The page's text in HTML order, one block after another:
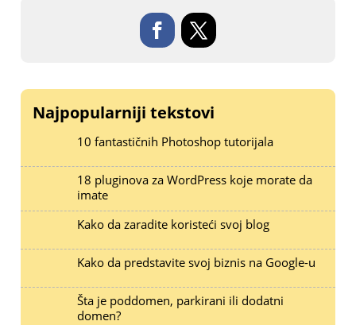
Najpopularniji tekstovi
10 fantastičnih Photoshop tutorijala
18 pluginova za WordPress koje morate da
imate
Kako da zaradite koristeći svoj blog
Kako da predstavite svoj biznis na Google-u
Šta je poddomen, parkirani ili dodatni
domen?